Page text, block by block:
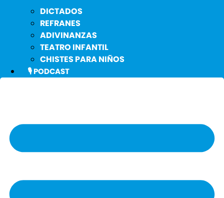
DICTADOS
REFRANES
ADIVINANZAS
TEATRO INFANTIL
CHISTES PARA NIÑOS
🎙️ PODCAST